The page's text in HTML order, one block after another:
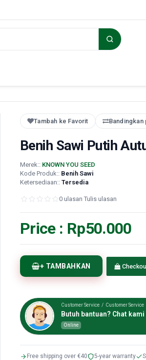
Tambah ke Favorit Bandingkan
Benih Sawi Putih
Merek:: KNOWN YOU SEED
Kode Produk:: Benih Sawi
Ketersediaan:: Tersedia
0 ulasan Tulis ulasan
Price : Rp50.000
+ TAMBAHKAN
Customer Service / Customer Service
Butuh bantuan? Chat
Online
Free shipping over €40 5-year warranty